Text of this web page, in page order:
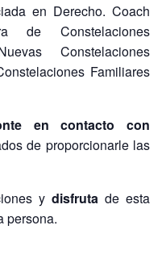
en Derecho. Coach
de Constelaciones
Constelaciones
Familiares
en contacto con
de proporcionarle las
y disfruta de esta
persona.